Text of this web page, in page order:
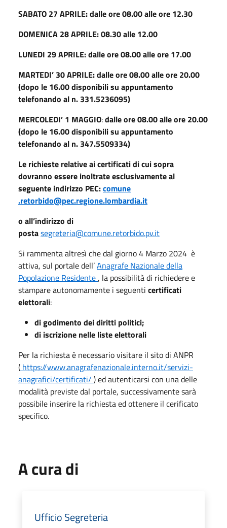
SABATO 27 APRILE: dalle ore 08.00 alle ore 12.30
DOMENICA 28 APRILE: 08.30 alle 12.00
LUNEDI 29 APRILE: dalle ore 08.00 alle ore 17.00
MARTEDI’ 30 APRILE: dalle ore 08.00 alle ore 20.00
(dopo le 16.00 disponibili su appuntamento
telefonando al n. 331.5236095)
MERCOLEDI’ 1 MAGGIO:dalle ore 08.00 alle ore 20.00
(dopo le 16.00 disponibili su appuntamento
telefonando al n. 347.5509334)
Le richieste relative ai certificati di cui sopra
dovranno essere inoltrate esclusivamente al
seguente indirizzo PEC:comune
.retorbido@pec.regione.lombardia.it
o all’indirizzo di
postasegreteria@comune.retorbido.pv.it
Si rammenta altresì che dal giorno 4 Marzo 2024 è
attiva, sul portale dell’Anagrafe Nazionale della
Popolazione Residente , la possibilità di richiedere e
stampare autonomamente i seguenti certificati
elettorali:
di godimento dei diritti politici;
di iscrizione nelle liste elettorali
Per la richiesta è necessario visitare il sito di ANPR
( https://www.anagrafenazionale.interno.it/servizi-
anagrafici/certificati/ ) ed autenticarsi con una delle
modalità previste dal portale, successivamente sarà
possibile inserire la richiesta ed ottenere il cerificato
specifico.
A cura di
Ufficio Segreteria